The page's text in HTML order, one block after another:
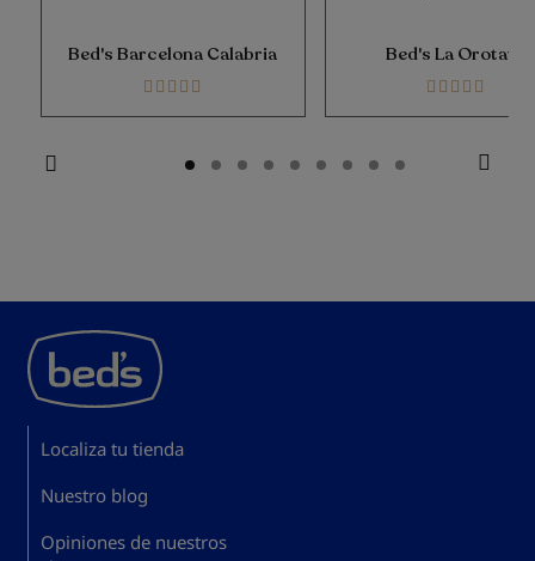
Bed's Barcelona Calabria
recommended :)
Bed's La Orotava
Localiza tu tienda
Nuestro blog
Opiniones de nuestros